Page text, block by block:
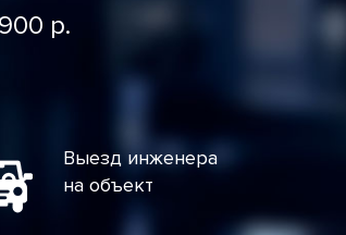
р.
Выезд инженера
на объект